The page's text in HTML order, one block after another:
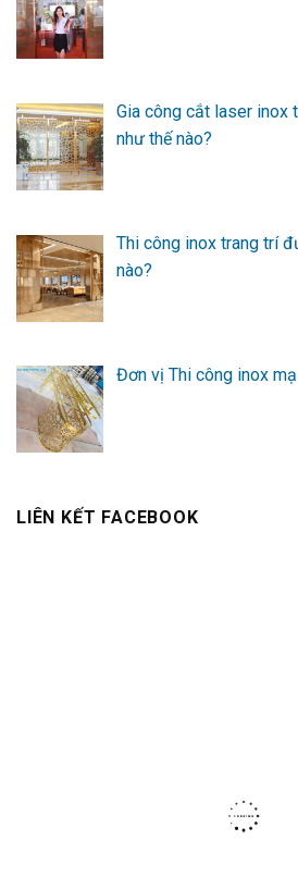
Gia công cắt laser inox
như thế nào?
Thi công inox trang trí
nào?
Đơn vị Thi công inox
LIÊN KẾT FACEBOOK